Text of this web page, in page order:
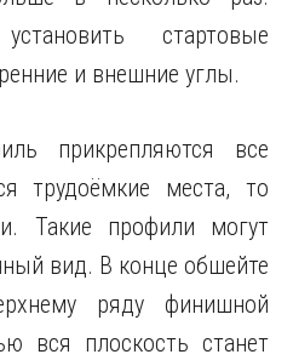
стартовые
и внешние углы.
прикрепляются все
трудоёмкие места, то
Такие профили могут
вид. В конце обшейте
ряду финишной
вся плоскость станет